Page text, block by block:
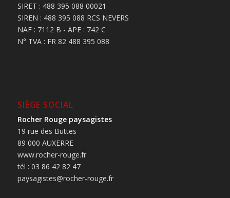
SIRET : 488 395 088 00021
SIREN : 488 395 088 RCS NEVERS
NAF : 7112 B - APE : 742 C
N° TVA : FR 82 488 395 088
SIÈGE SOCIAL
Rocher Rouge paysagistes
19 rue des Buttes
89 000 AUXERRE
www.rocher-rouge.fr
tél : 03 86 42 82 47
paysagistes@rocher-rouge.fr